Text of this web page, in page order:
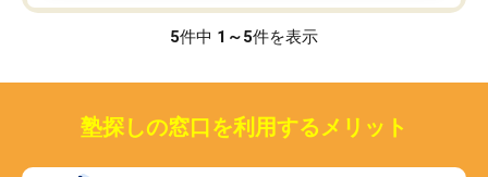
5件中 1～5件を表示
塾探しの窓口を利用するメリット